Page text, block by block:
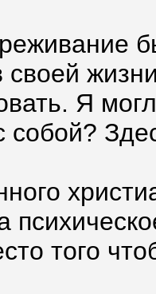
своей
Я
того